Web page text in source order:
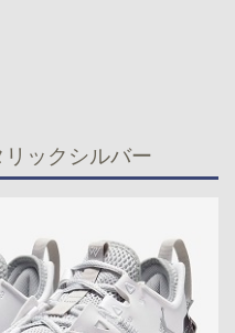
ックシルバー